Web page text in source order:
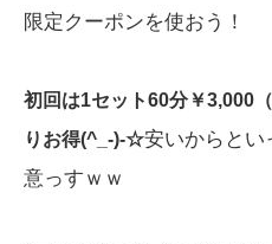
限定クーポンを使おう！
初回は1セット60分￥3,000
りお得(^_-)-☆安いからとい
意っすｗｗ